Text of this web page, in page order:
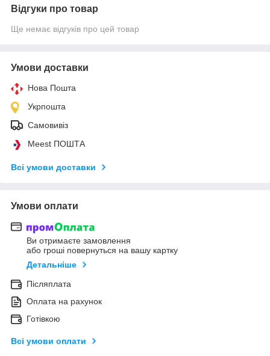
Відгуки про товар
Ще немає відгуків про цей товар
Умови доставки
Нова Пошта
Укрпошта
Самовивіз
Meest ПОШТА
Всі умови доставки
Умови оплати
Ви отримаєте замовлення
або гроші повернуться на вашу картку
Детальніше
Післяплата
Оплата на рахунок
Готівкою
Всі умови оплати